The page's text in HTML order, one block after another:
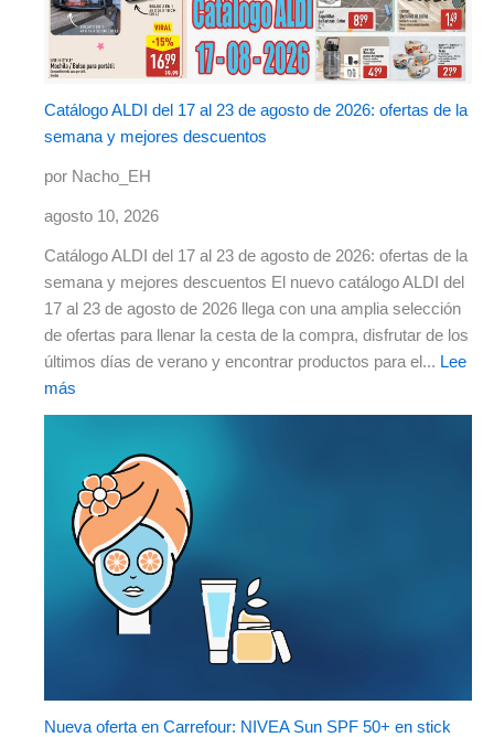
Catálogo ALDI del 17 al 23 de agosto de 2026: ofertas de la
semana y mejores descuentos
por Nacho_EH
agosto 10, 2026
Catálogo ALDI del 17 al 23 de agosto de 2026: ofertas de la
semana y mejores descuentos El nuevo catálogo ALDI del
17 al 23 de agosto de 2026 llega con una amplia selección
de ofertas para llenar la cesta de la compra, disfrutar de los
últimos días de verano y encontrar productos para el... Lee
más
Nueva oferta en Carrefour: NIVEA Sun SPF 50+ en stick